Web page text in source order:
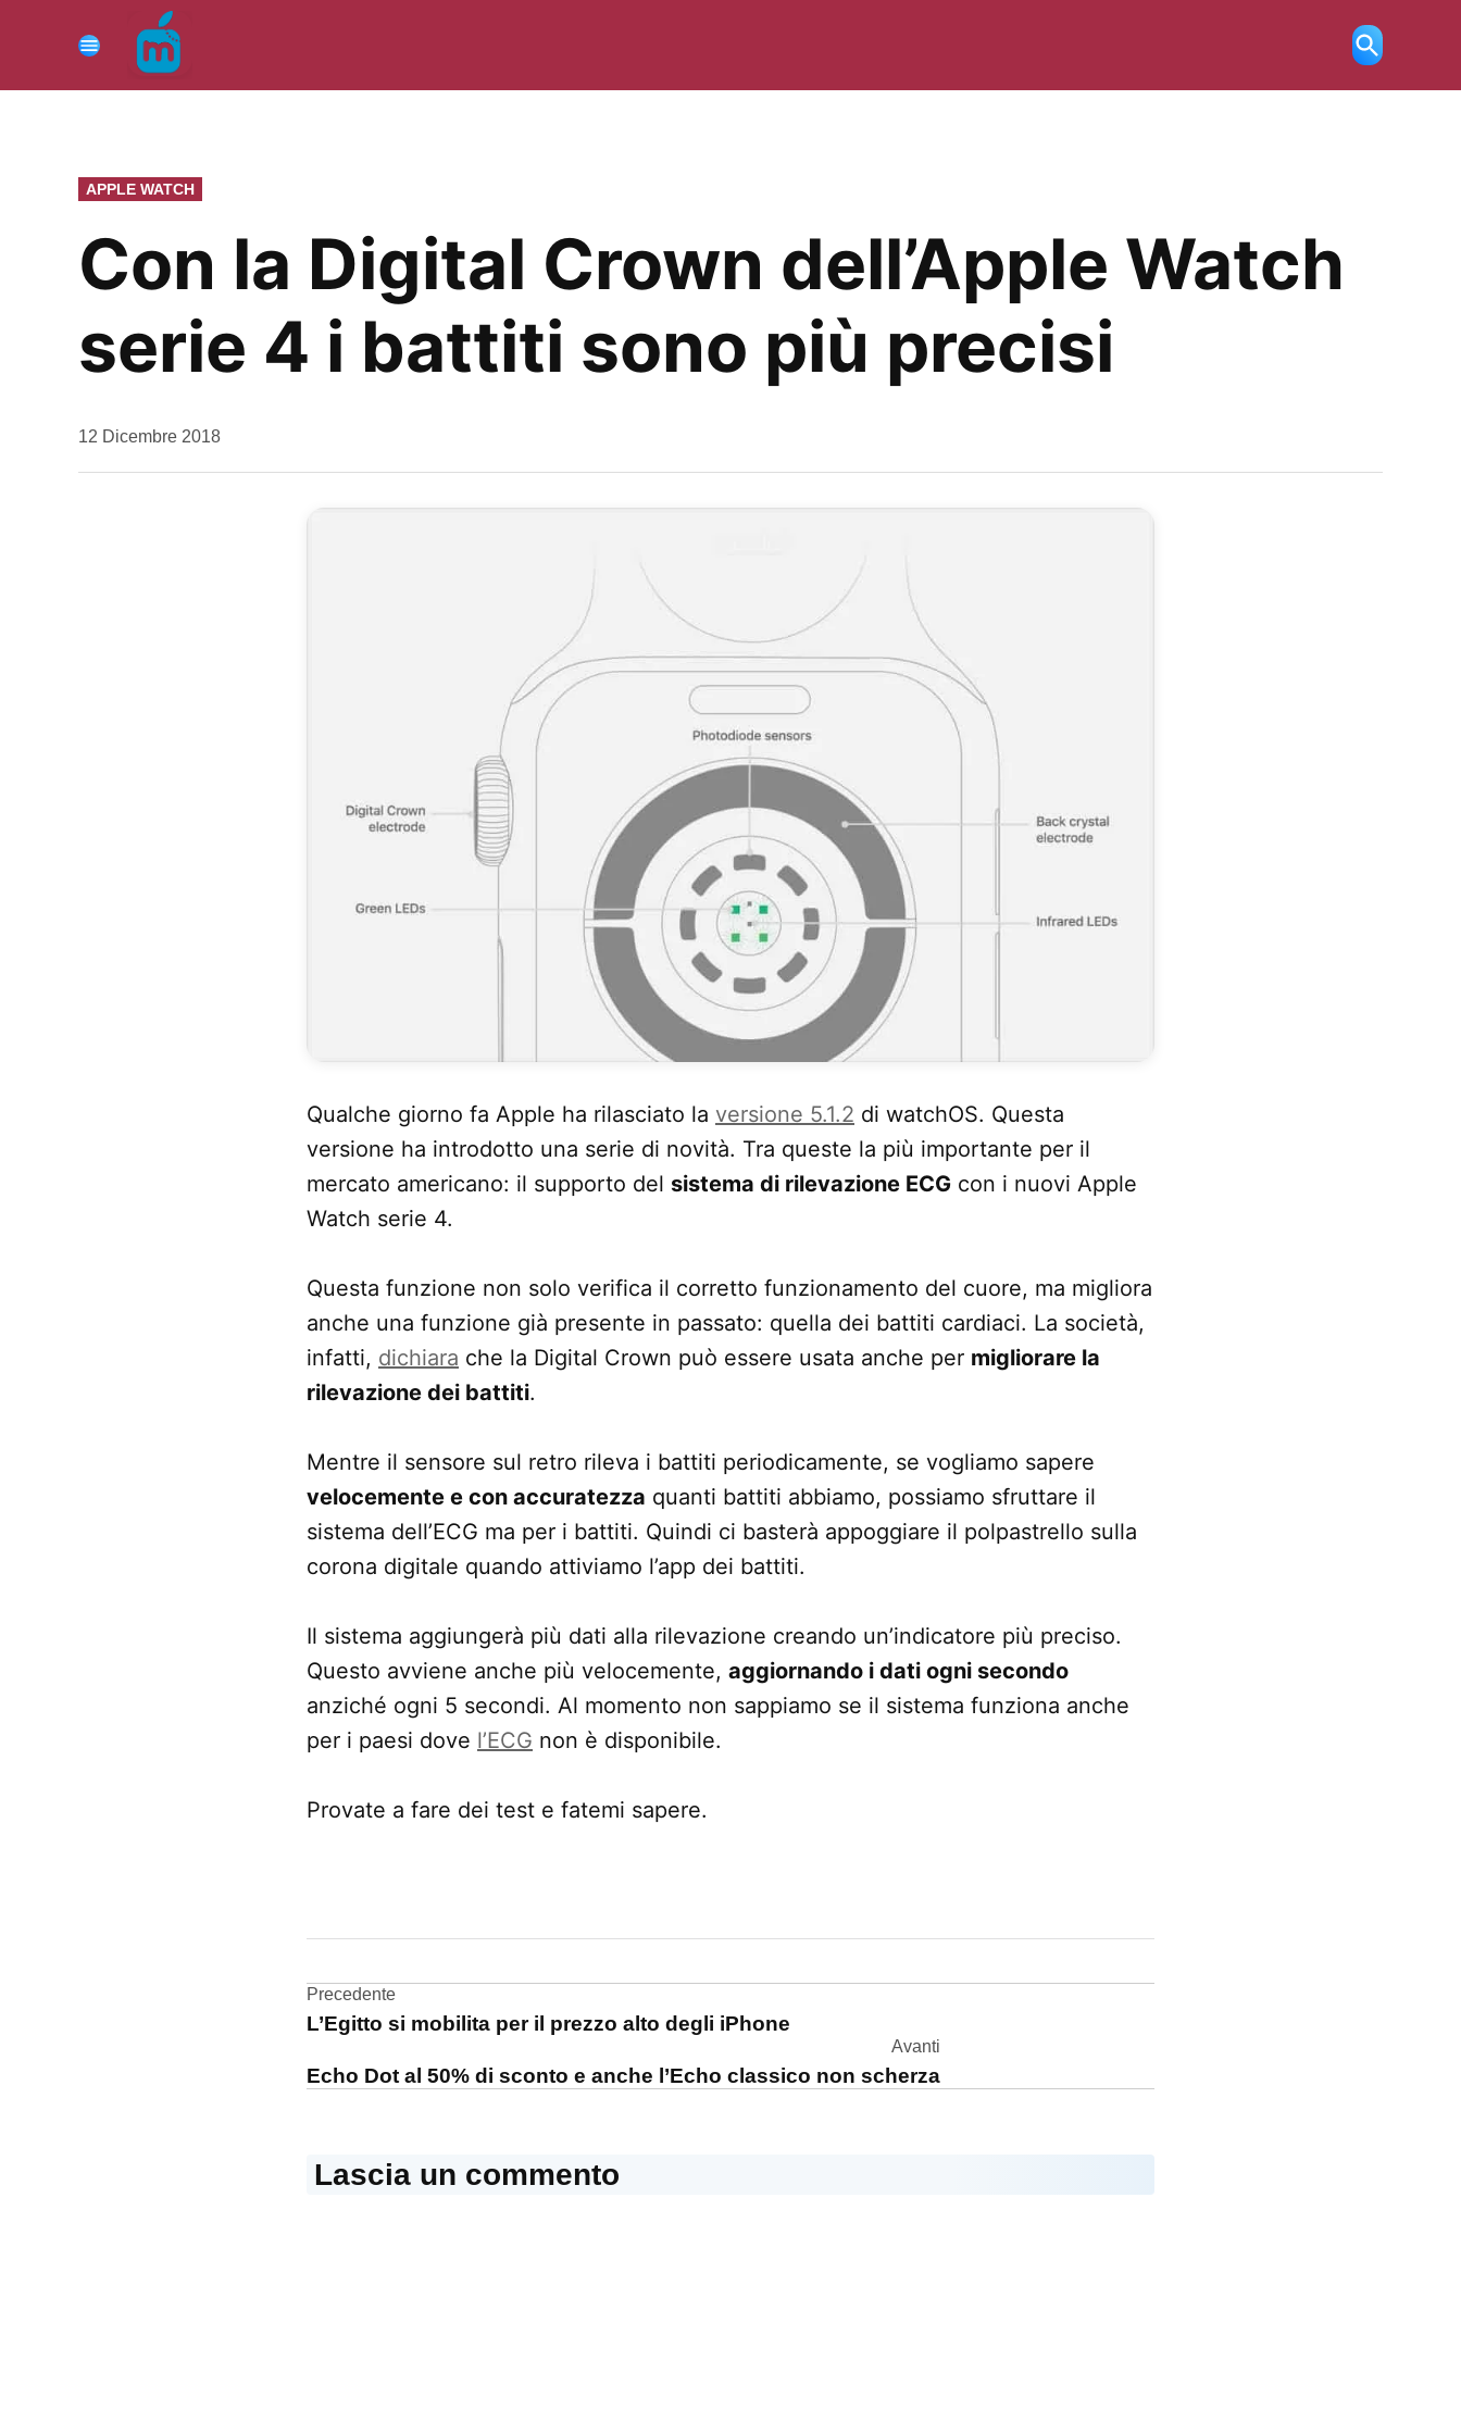
contenuto
Menu
Ricerca
aperta
PUBBLICATO
IN
APPLE WATCH
Con la Digital Crown dell’Apple Watch
serie 4 i battiti sono più precisi
da
12 Dicembre 2018
Qualche giorno fa Apple ha rilasciato la versione 5.1.2 di watchOS. Questa
versione ha introdotto una serie di novità. Tra queste la più importante per il
mercato americano: il supporto del sistema di rilevazione ECG con i nuovi Apple
Watch serie 4.
Questa funzione non solo verifica il corretto funzionamento del cuore, ma migliora
anche una funzione già presente in passato: quella dei battiti cardiaci. La società,
infatti, dichiara che la Digital Crown può essere usata anche per migliorare la
rilevazione dei battiti.
Mentre il sensore sul retro rileva i battiti periodicamente, se vogliamo sapere
velocemente e con accuratezza quanti battiti abbiamo, possiamo sfruttare il
sistema dell’ECG ma per i battiti. Quindi ci basterà appoggiare il polpastrello sulla
corona digitale quando attiviamo l’app dei battiti.
Il sistema aggiungerà più dati alla rilevazione creando un’indicatore più preciso.
Questo avviene anche più velocemente, aggiornando i dati ogni secondo
anziché ogni 5 secondi. Al momento non sappiamo se il sistema funziona anche
per i paesi dove l’ECG non è disponibile.
Provate a fare dei test e fatemi sapere.
Watch
battiti
ECG
Navigazione
Precedente
L’Egitto si mobilita per il prezzo alto degli iPhone
Avanti
Echo Dot al 50% di sconto e anche l’Echo classico non scherza
Lascia un commento